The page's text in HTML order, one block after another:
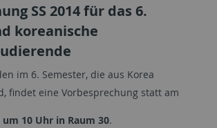
SS 2014 für das 6.
koreanische
im 6. Semester, die aus Korea
findet eine Vorbesprechung statt am
10 Uhr in Raum 30.